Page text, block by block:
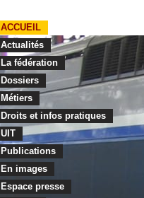
ACCUEIL
Actualités
La fédération
Dossiers
Métiers
Droits et infos pratiques
UIT
Publications
En images
Espace presse